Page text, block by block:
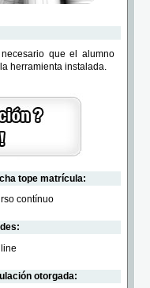
que el alumno
herramienta instalada.
tope matrícula:
contínuo
otorgada: